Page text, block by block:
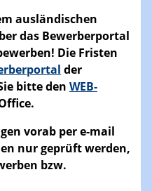
ausländischen
das Bewerberportal
Die Fristen
der
bitte den WEB-
vorab per e-mail
nur geprüft werden,
bzw.